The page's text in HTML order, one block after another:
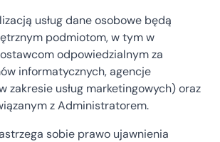
usług dane osobowe będą
podmiotom, w tym w
odpowiedzialnym za
informatycznych, agencje
zakresie usług marketingowych) oraz
z Administratorem.
sobie prawo ujawnienia